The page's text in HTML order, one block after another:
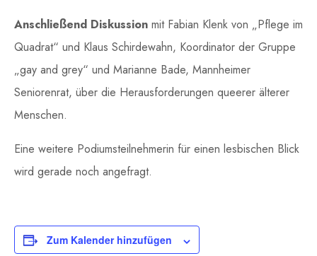
Anschließend Diskussion mit Fabian Klenk von „Pflege im
Quadrat“ und Klaus Schirdewahn, Koordinator der Gruppe
„gay and grey“ und Marianne Bade, Mannheimer
Seniorenrat, über die Herausforderungen queerer älterer
Menschen.
Eine weitere Podiumsteilnehmerin für einen lesbischen Blick
wird gerade noch angefragt.
Zum Kalender hinzufügen